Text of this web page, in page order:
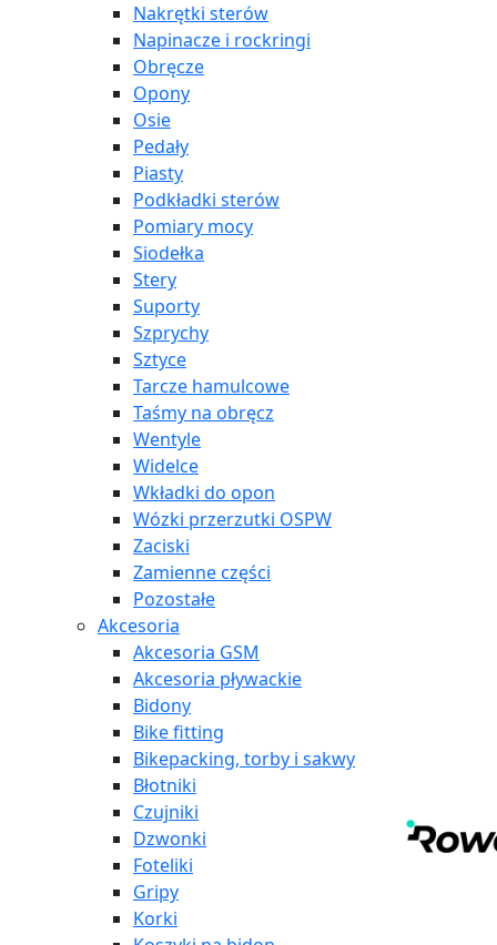
Nakrętki sterów
Napinacze i rockringi
Obręcze
Opony
Osie
Pedały
Piasty
Podkładki sterów
Pomiary mocy
Siodełka
Stery
Suporty
Szprychy
Sztyce
Tarcze hamulcowe
Taśmy na obręcz
Wentyle
Widelce
Wkładki do opon
Wózki przerzutki OSPW
Zaciski
Zamienne części
Pozostałe
Akcesoria
Akcesoria GSM
Akcesoria pływackie
Bidony
Bike fitting
Bikepacking, torby i sakwy
Błotniki
Czujniki
Dzwonki
Foteliki
Gripy
Korki